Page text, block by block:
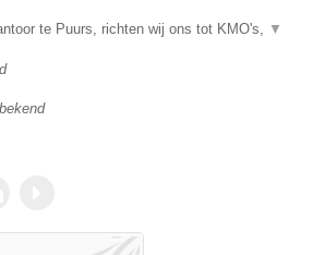
te Puurs, richten wij ons tot KMO's, ▼